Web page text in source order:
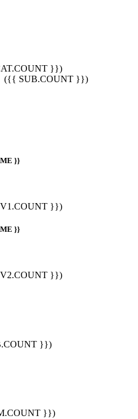
}})
({{ SUB.COUNT }})
}}
}})
}}
}})
}})
}})